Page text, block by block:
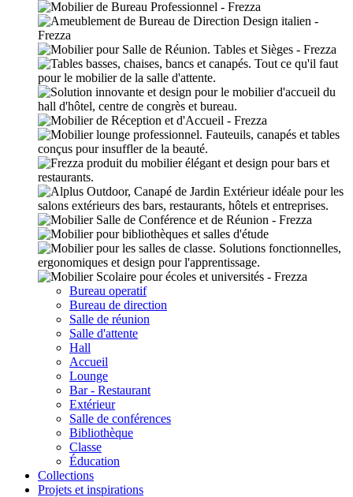
Bureau operatif
Bureau de direction
Salle de réunion
Salle d'attente
Hall
Accueil
Lounge
Bar - Restaurant
Extérieur
Salle de conférences
Bibliothèque
Classe
Éducation
Collections
Projets et inspirations